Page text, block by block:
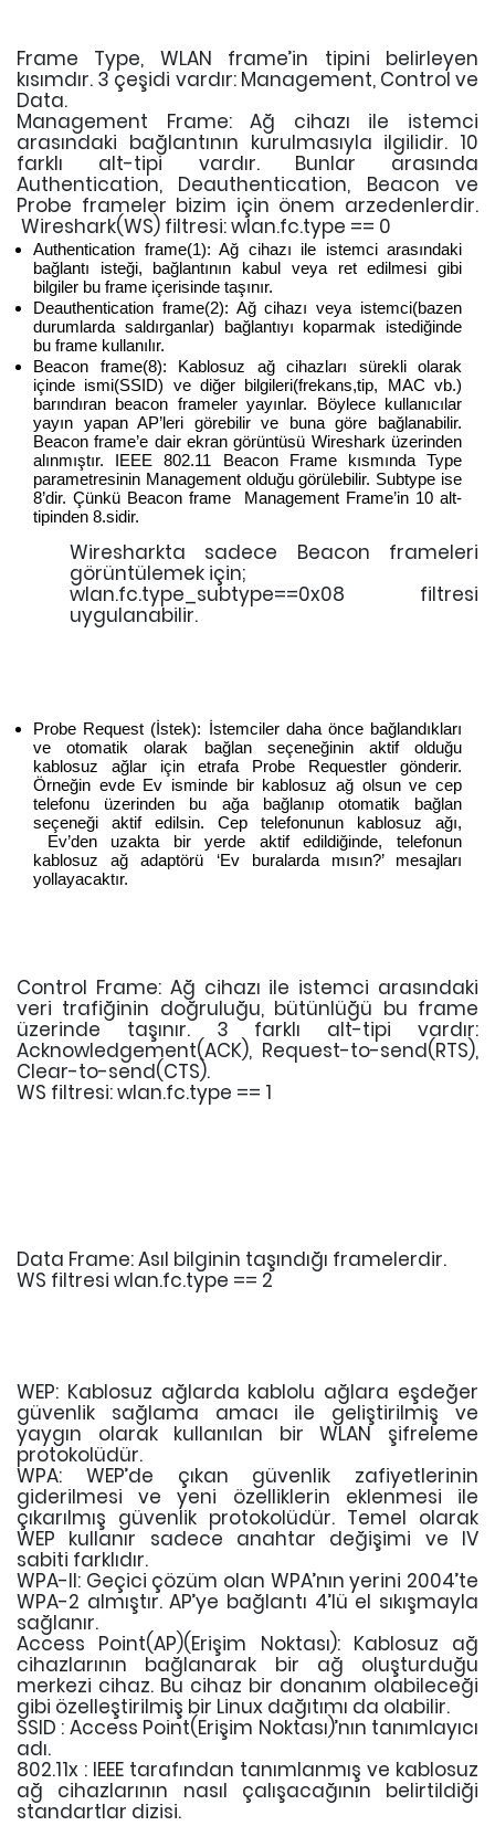
Frame Type, WLAN frame’in tipini belirleyen
kısımdır. 3 çeşidi vardır: Management, Control ve
Data.
Management Frame: Ağ cihazı ile istemci
arasındaki bağlantının kurulmasıyla ilgilidir. 10
farklı alt-tipi vardır. Bunlar arasında
Authentication, Deauthentication, Beacon ve
Probe frameler bizim için önem arzedenlerdir.
Wireshark(WS) filtresi: wlan.fc.type == 0
Authentication frame(1): Ağ cihazı ile istemci arasındaki
bağlantı isteği, bağlantının kabul veya ret edilmesi gibi
bilgiler bu frame içerisinde taşınır.
Deauthentication frame(2): Ağ cihazı veya istemci(bazen
durumlarda saldırganlar) bağlantıyı koparmak istediğinde
bu frame kullanılır.
Beacon frame(8): Kablosuz ağ cihazları sürekli olarak
içinde ismi(SSID) ve diğer bilgileri(frekans,tip, MAC vb.)
barındıran beacon frameler yayınlar. Böylece kullanıcılar
yayın yapan AP’leri görebilir ve buna göre bağlanabilir.
Beacon frame’e dair ekran görüntüsü Wireshark üzerinden
alınmıştır. IEEE 802.11 Beacon Frame kısmında Type
parametresinin Management olduğu görülebilir. Subtype ise
8’dir. Çünkü Beacon frame Management Frame’in 10 alt-
tipinden 8.sidir.
Wiresharkta sadece Beacon frameleri
görüntülemek için;
wlan.fc.type_subtype==0x08 filtresi
uygulanabilir.
Probe Request (İstek): İstemciler daha önce bağlandıkları
ve otomatik olarak bağlan seçeneğinin aktif olduğu
kablosuz ağlar için etrafa Probe Requestler gönderir.
Örneğin evde Ev isminde bir kablosuz ağ olsun ve cep
telefonu üzerinden bu ağa bağlanıp otomatik bağlan
seçeneği aktif edilsin. Cep telefonunun kablosuz ağı,
Ev’den uzakta bir yerde aktif edildiğinde, telefonun
kablosuz ağ adaptörü ‘Ev buralarda mısın?’ mesajları
yollayacaktır.
Control Frame: Ağ cihazı ile istemci arasındaki
veri trafiğinin doğruluğu, bütünlüğü bu frame
üzerinde taşınır. 3 farklı alt-tipi vardır:
Acknowledgement(ACK), Request-to-send(RTS),
Clear-to-send(CTS).
WS filtresi: wlan.fc.type == 1
Data Frame: Asıl bilginin taşındığı framelerdir.
WS filtresi wlan.fc.type == 2
WEP: Kablosuz ağlarda kablolu ağlara eşdeğer
güvenlik sağlama amacı ile geliştirilmiş ve
yaygın olarak kullanılan bir WLAN şifreleme
protokolüdür.
WPA: WEP’de çıkan güvenlik zafiyetlerinin
giderilmesi ve yeni özelliklerin eklenmesi ile
çıkarılmış güvenlik protokolüdür. Temel olarak
WEP kullanır sadece anahtar değişimi ve IV
sabiti farklıdır.
WPA-II: Geçici çözüm olan WPA’nın yerini 2004’te
WPA-2 almıştır. AP’ye bağlantı 4’lü el sıkışmayla
sağlanır.
Access Point(AP)(Erişim Noktası): Kablosuz ağ
cihazlarının bağlanarak bir ağ oluşturduğu
merkezi cihaz. Bu cihaz bir donanım olabileceği
gibi özelleştirilmiş bir Linux dağıtımı da olabilir.
SSID : Access Point(Erişim Noktası)’nın tanımlayıcı
adı.
802.11x : IEEE tarafından tanımlanmış ve kablosuz
ağ cihazlarının nasıl çalışacağının belirtildiği
standartlar dizisi.